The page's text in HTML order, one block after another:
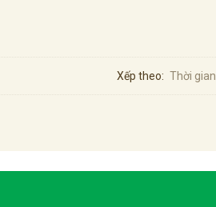
Xếp theo: Thời gian